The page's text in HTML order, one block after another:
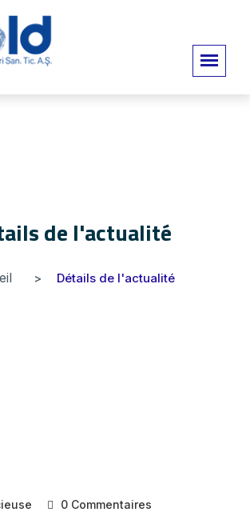
de l'actualité
Détails de l'actualité
0 Commentaires